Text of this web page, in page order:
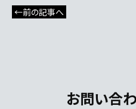
←前の記事へ
お問い合